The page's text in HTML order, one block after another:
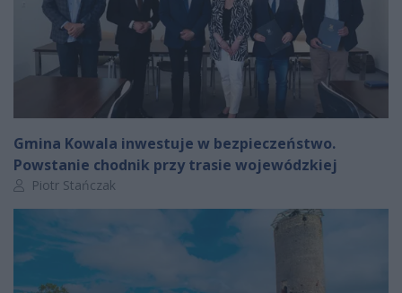
Gmina Kowala inwestuje w bezpieczeństwo.
Powstanie chodnik przy trasie wojewódzkiej
Autor artykułu:
Piotr Stańczak